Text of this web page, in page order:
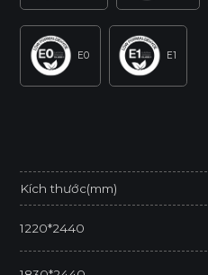
E0 E1
Kích thước(mm)
1220*2440